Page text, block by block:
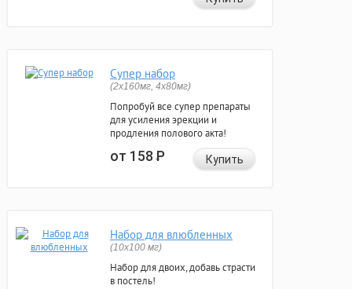
Супер набор
(2х160мг, 4х80мг)
Попробуй все супер препараты
для усиления эрекции и
продления полового акта!
от 158Р Купить
Набор для влюбленных
(10х100 мг)
Набор для двоих, добавь страсти
в постель!